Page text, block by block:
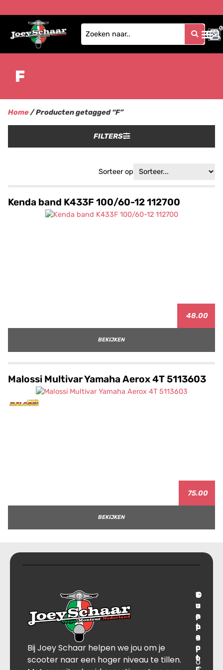
0
0
F
Home/ Producten getagged “F”
FILTERS
Sorteer op
Kenda band K433F 100/60-12 112700
48.00
BEKIJKEN
Malossi Multivar Yamaha Aerox 4T 5113603
75.00
BEKIJKEN
Bij Joey Schaar helpen we jou om je
scooter naar een hoger niveau te tillen.
T
r
a
n
s
p
o
O
v
e
r
B
l
o
S
u
p
p
o
r
t
C
o
n
t
a
c
t